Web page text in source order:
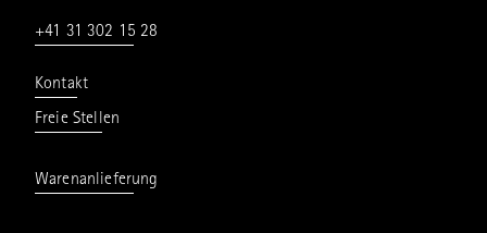
+41 31 302 15 28
Kontakt
Freie Stellen
Warenanlieferung